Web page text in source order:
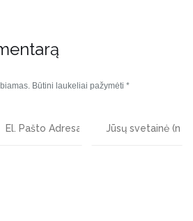
Būtini laukeliai pažymėti *